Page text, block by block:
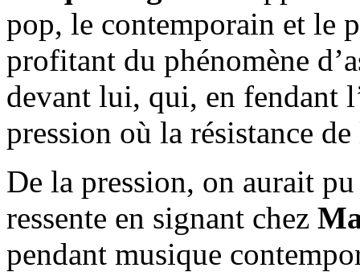
pop, le contemporain et le
profitant du phénomène
devant lui, qui, en fendant
pression où la résistance
De la pression, on aurait
ressente en signant chez
pendant musique